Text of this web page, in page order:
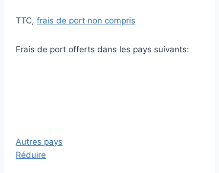
TTC, frais de port non compris
Frais de port offerts dans les pays suivants:
Autres pays
Réduire